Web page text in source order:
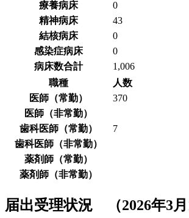
療養病床
0
精神病床
43
結核病床
0
感染症病床
0
病床数合計
1,006
職種
人数
医師（常勤）
370
医師（非常勤）
歯科医師（常勤）
7
歯科医師（非常勤）
薬剤師（常勤）
薬剤師（非常勤）
届出受理状況 （2026年3月